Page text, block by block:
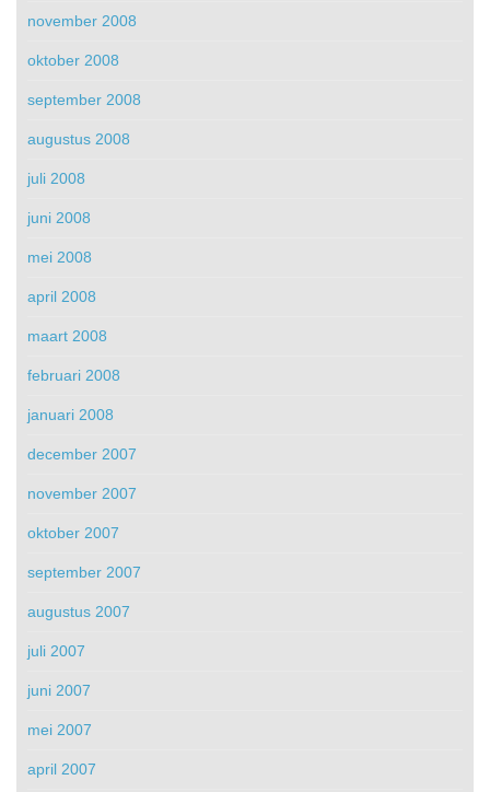
november 2008
oktober 2008
september 2008
augustus 2008
juli 2008
juni 2008
mei 2008
april 2008
maart 2008
februari 2008
januari 2008
december 2007
november 2007
oktober 2007
september 2007
augustus 2007
juli 2007
juni 2007
mei 2007
april 2007